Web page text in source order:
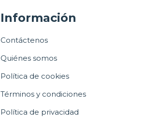
Información
Contáctenos
Quiénes somos
Política de cookies
Términos y condiciones
Política de privacidad